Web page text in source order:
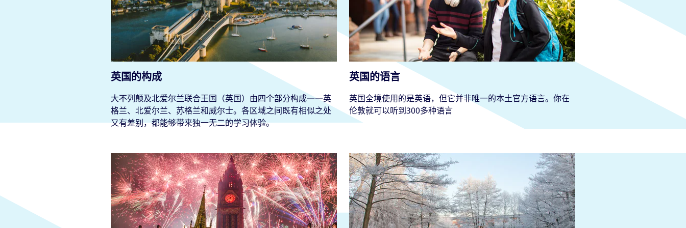
英国的构成
大不列颠及北爱尔兰联合王国（英国）由四个部分构成——英
格兰、北爱尔兰、苏格兰和威尔士。各区域之间既有相似之处
又有差别，都能够带来独一无二的学习体验。
英国的语言
英国全境使用的是英语，但它并非唯一的本土官方语言。你在
伦敦就可以听到300多种语言